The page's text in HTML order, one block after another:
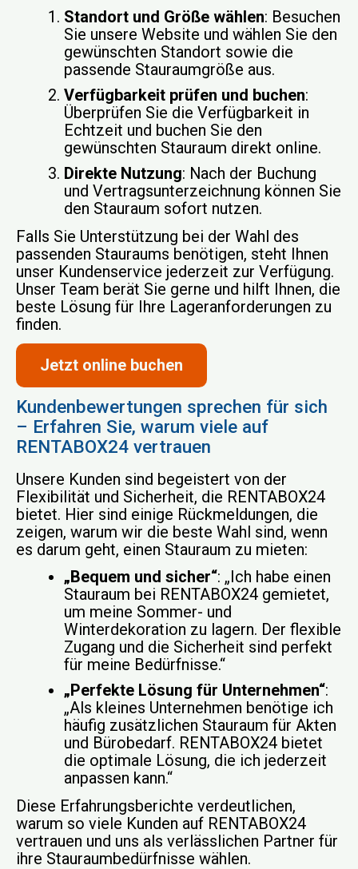
Standort und Größe wählen: Besuchen
Sie unsere Website und wählen Sie den
gewünschten Standort sowie die
passende Stauraumgröße aus.
Verfügbarkeit prüfen und buchen:
Überprüfen Sie die Verfügbarkeit in
Echtzeit und buchen Sie den
gewünschten Stauraum direkt online.
Direkte Nutzung: Nach der Buchung
und Vertragsunterzeichnung können Sie
den Stauraum sofort nutzen.
Falls Sie Unterstützung bei der Wahl des
passenden Stauraums benötigen, steht Ihnen
unser Kundenservice jederzeit zur Verfügung.
Unser Team berät Sie gerne und hilft Ihnen, die
beste Lösung für Ihre Lageranforderungen zu
finden.
Jetzt online buchen
Kundenbewertungen sprechen für sich
– Erfahren Sie, warum viele auf
RENTABOX24 vertrauen
Unsere Kunden sind begeistert von der
Flexibilität und Sicherheit, die RENTABOX24
bietet. Hier sind einige Rückmeldungen, die
zeigen, warum wir die beste Wahl sind, wenn
es darum geht, einen Stauraum zu mieten:
„Bequem und sicher“: „Ich habe einen
Stauraum bei RENTABOX24 gemietet,
um meine Sommer- und
Winterdekoration zu lagern. Der flexible
Zugang und die Sicherheit sind perfekt
für meine Bedürfnisse.“
„Perfekte Lösung für Unternehmen“:
„Als kleines Unternehmen benötige ich
häufig zusätzlichen Stauraum für Akten
und Bürobedarf. RENTABOX24 bietet
die optimale Lösung, die ich jederzeit
anpassen kann.“
Diese Erfahrungsberichte verdeutlichen,
warum so viele Kunden auf RENTABOX24
vertrauen und uns als verlässlichen Partner für
ihre Stauraumbedürfnisse wählen.